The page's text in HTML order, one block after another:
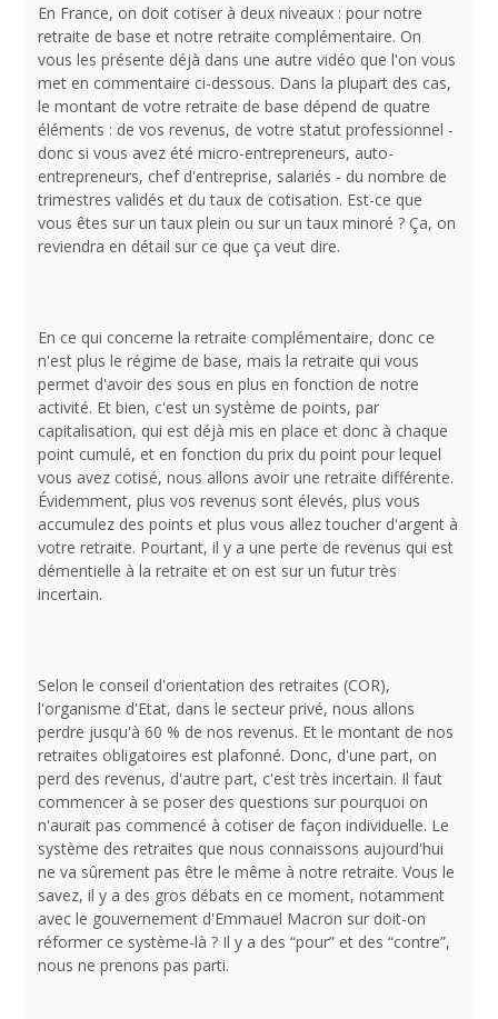
En France, on doit cotiser à deux niveaux : pour notre
retraite de base et notre retraite complémentaire. On
vous les présente déjà dans une autre vidéo que l'on vous
met en commentaire ci-dessous. Dans la plupart des cas,
le montant de votre retraite de base dépend de quatre
éléments : de vos revenus, de votre statut professionnel -
donc si vous avez été micro-entrepreneurs, auto-
entrepreneurs, chef d'entreprise, salariés - du nombre de
trimestres validés et du taux de cotisation. Est-ce que
vous êtes sur un taux plein ou sur un taux minoré ? Ça, on
reviendra en détail sur ce que ça veut dire.
En ce qui concerne la retraite complémentaire, donc ce
n'est plus le régime de base, mais la retraite qui vous
permet d'avoir des sous en plus en fonction de notre
activité. Et bien, c'est un système de points, par
capitalisation, qui est déjà mis en place et donc à chaque
point cumulé, et en fonction du prix du point pour lequel
vous avez cotisé, nous allons avoir une retraite différente.
Évidemment, plus vos revenus sont élevés, plus vous
accumulez des points et plus vous allez toucher d'argent à
votre retraite. Pourtant, il y a une perte de revenus qui est
démentielle à la retraite et on est sur un futur très
incertain.
Selon le conseil d'orientation des retraites (COR),
l'organisme d'Etat, dans le secteur privé, nous allons
perdre jusqu'à 60 % de nos revenus. Et le montant de nos
retraites obligatoires est plafonné. Donc, d'une part, on
perd des revenus, d'autre part, c'est très incertain. Il faut
commencer à se poser des questions sur pourquoi on
n'aurait pas commencé à cotiser de façon individuelle. Le
système des retraites que nous connaissons aujourd'hui
ne va sûrement pas être le même à notre retraite. Vous le
savez, il y a des gros débats en ce moment, notamment
avec le gouvernement d'Emmauel Macron sur doit-on
réformer ce système-là ? Il y a des “pour” et des “contre”,
nous ne prenons pas parti.